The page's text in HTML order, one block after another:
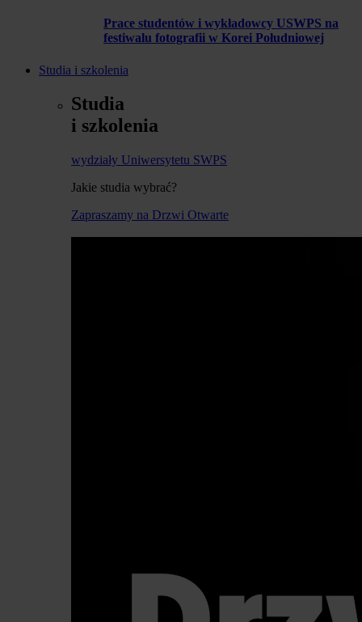
Prace studentów i wykładowcy USWPS na
festiwalu fotografii w Korei Południowej
Studia i szkolenia
Studia
i szkolenia
wydziały Uniwersytetu SWPS
Jakie studia wybrać?
Zapraszamy na Drzwi Otwarte